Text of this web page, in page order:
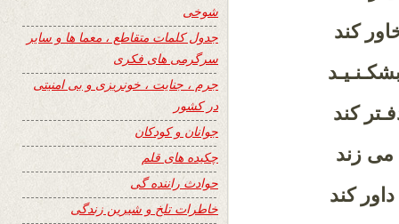
کند
کند
می زند
کند
شوخی
جدول کلمات متقاطع ، معما ها و سایر
سرگرمی های فکری
جرم ، جنایت ، خونریزی و بی امنیتی
در کشور
جوانان و کودکان
چکیده های قلم
حوادث راننده گی
خاطرات تلخ و شیرین زندگی